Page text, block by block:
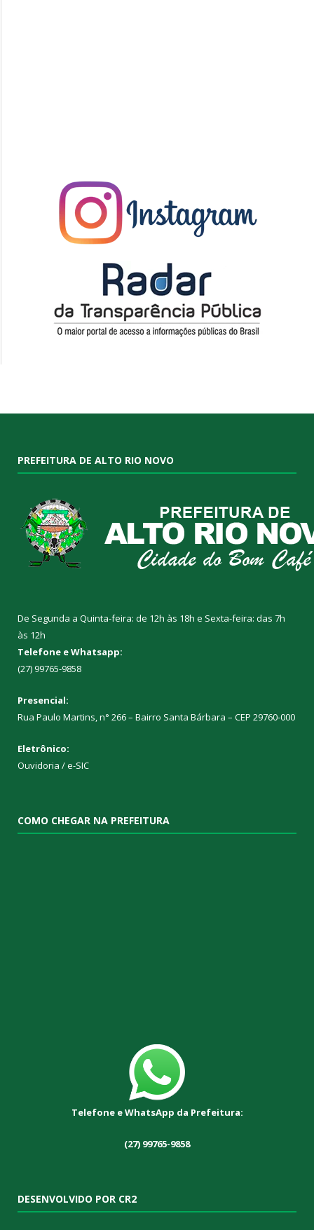
PREFEITURA DE ALTO RIO NOVO
De Segunda a Quinta-feira: de 12h às 18h e Sexta-feira: das 7h
às 12h
Telefone e Whatsapp:
(27) 99765-9858
Presencial:
Rua Paulo Martins, n° 266 – Bairro Santa Bárbara – CEP 29760-000
Eletrônico:
Ouvidoria /e-SIC
COMO CHEGAR NA PREFEITURA
Telefone e WhatsApp da Prefeitura:
(27) 99765-9858
DESENVOLVIDO POR CR2